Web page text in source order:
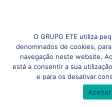
O GRUPO ETE utiliza
denominados de cookies,
navegação neste website.
está a consentir a sua
e para os desativar